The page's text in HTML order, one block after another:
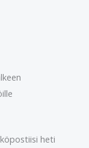
heti